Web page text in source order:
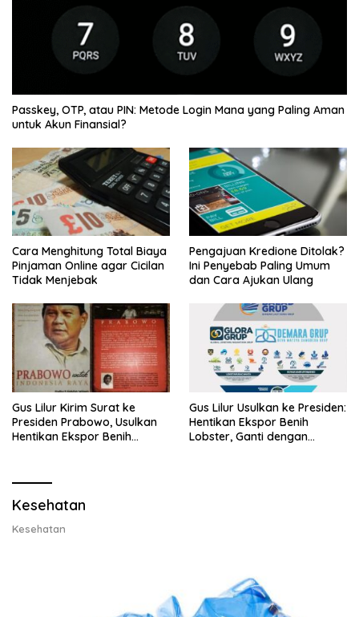
Passkey, OTP, atau PIN: Metode Login Mana yang Paling Aman
untuk Akun Finansial?
Cara Menghitung Total Biaya
Pinjaman Online agar Cicilan
Tidak Menjebak
Pengajuan Kredione Ditolak?
Ini Penyebab Paling Umum
dan Cara Ajukan Ulang
Gus Lilur Kirim Surat ke
Presiden Prabowo, Usulkan
Hentikan Ekspor Benih
Gus Lilur Usulkan ke Presiden:
Hentikan Ekspor Benih
Lobster, Ganti dengan
Kesehatan
Kesehatan